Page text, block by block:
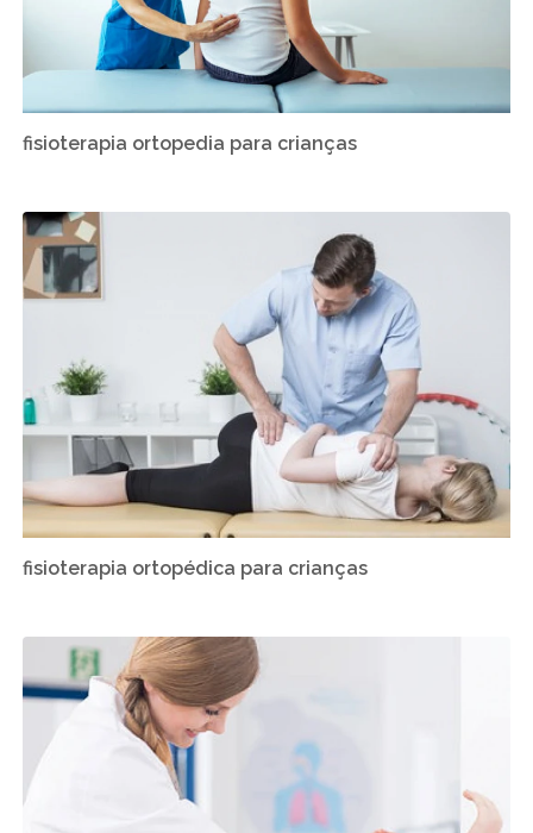
fisioterapia ortopedia para crianças
fisioterapia ortopédica para crianças